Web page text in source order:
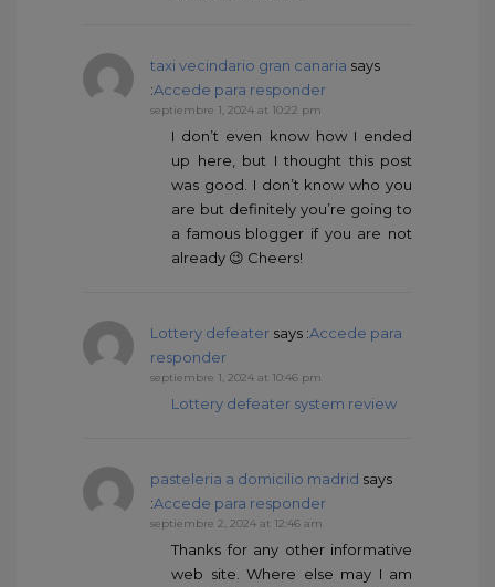
taxi vecindario gran canaria says
:Accede para responder
septiembre 1, 2024 at 10:22 pm
I don’t even know how I ended
up here, but I thought this post
was good. I don’t know who you
are but definitely you’re going to
a famous blogger if you are not
already 😉 Cheers!
Lottery defeater says :Accede para
responder
septiembre 1, 2024 at 10:46 pm
Lottery defeater system review
pasteleria a domicilio madrid says
:Accede para responder
septiembre 2, 2024 at 12:46 am
Thanks for any other informative
web site. Where else may I am